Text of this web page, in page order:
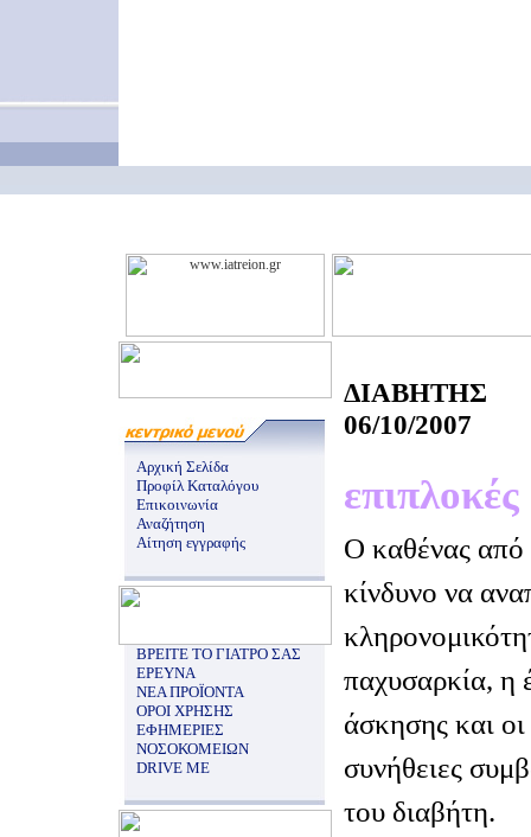
Αρχική Σελίδα
Προφίλ Καταλόγου
Επικοινωνία
Αναζήτηση
Αίτηση εγγραφής
ΒΡΕΙΤΕ ΤΟ ΓΙΑΤΡΟ ΣΑΣ
ΕΡΕΥΝΑ
ΝΕΑ ΠΡΟΪΟΝΤΑ
ΟΡΟΙ ΧΡΗΣΗΣ
ΕΦΗΜΕΡΙΕΣ
ΝΟΣΟΚΟΜΕΙΩΝ
DRIVE ME
06/10/2007
Ο καθένας από
κίνδυνο να
παχυσαρκία, η
άσκησης και
συνήθειες
του διαβήτη.